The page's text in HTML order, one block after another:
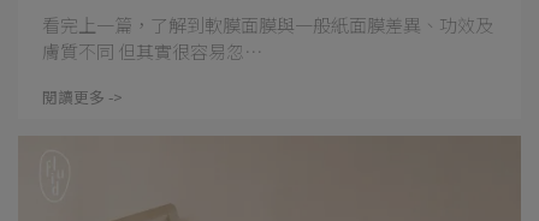
看完上一篇，了解到軟膜面膜與一般紙面膜差異、功效及
膚質不同 但其實很容易忽⋯
閱讀更多 ->